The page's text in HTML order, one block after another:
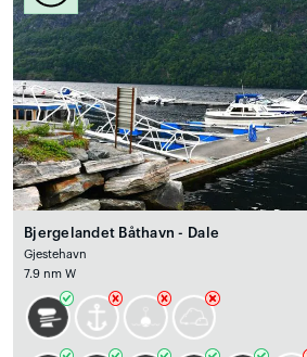
Bjergelandet Båthavn - Dale
Gjestehavn
7.9 nm W